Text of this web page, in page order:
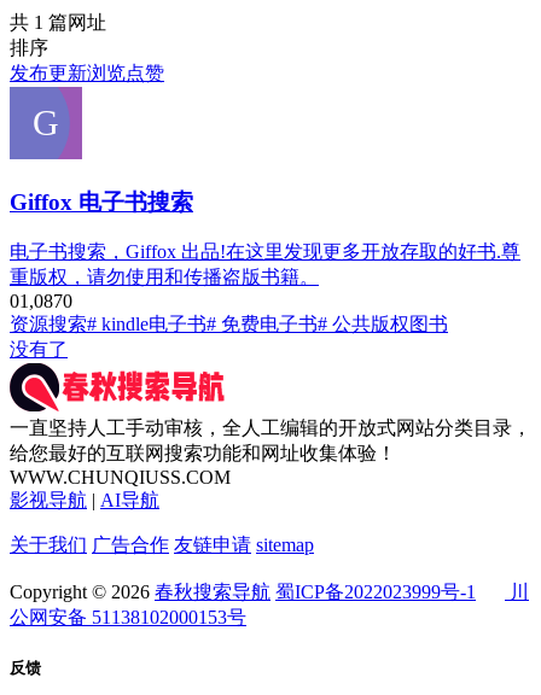
共 1 篇网址
排序
发布更新浏览点赞
Giffox 电子书搜索
电子书搜索，Giffox 出品!在这里发现更多开放存取的好书.尊
重版权，请勿使用和传播盗版书籍。
01,0870
资源搜索# kindle电子书# 免费电子书# 公共版权图书
没有了
一直坚持人工手动审核，全人工编辑的开放式网站分类目录，
给您最好的互联网搜索功能和网址收集体验！
WWW.CHUNQIUSS.COM
影视导航 | AI导航
关于我们 广告合作 友链申请 sitemap
Copyright © 2026 春秋搜索导航 蜀ICP备2022023999号-1
川
公网安备 51138102000153号
反馈